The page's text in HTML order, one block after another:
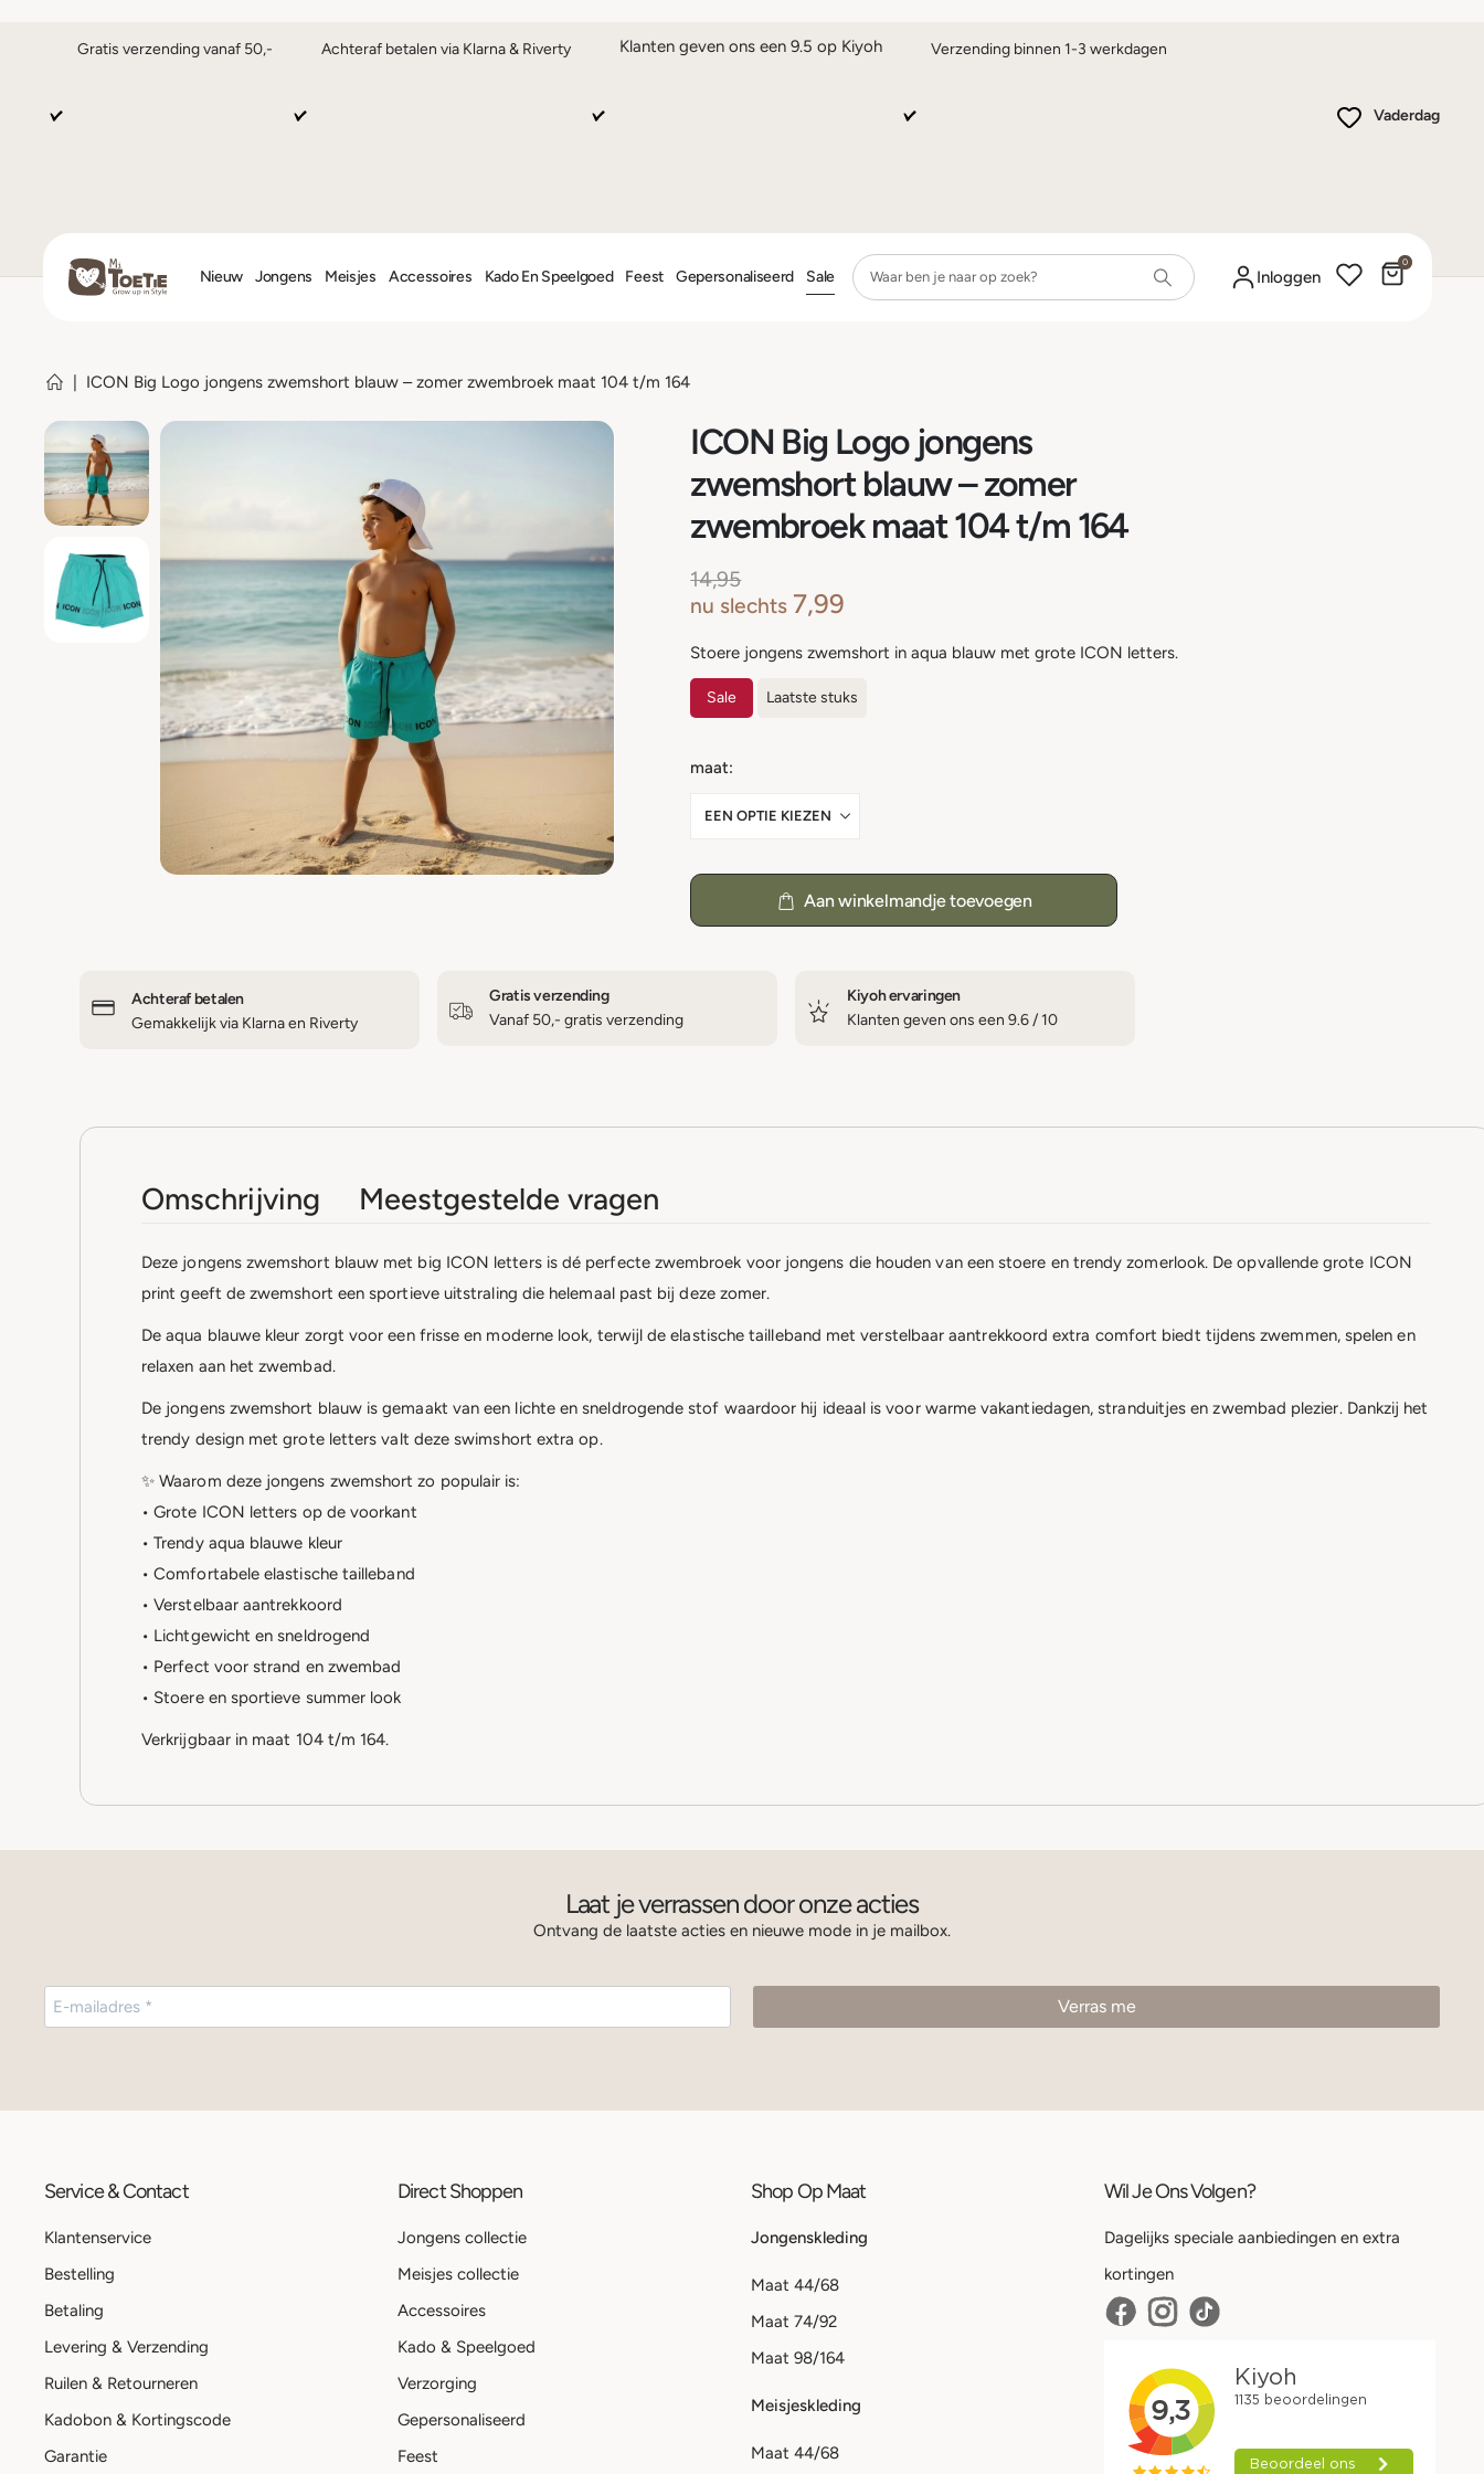
Gratis verzending vanaf 50,- Achteraf betalen via Klarna & Riverty Klanten geven ons een 9.5 op Kiyoh Verzending binnen 1-3 werkdagen
Vaderdag
Nieuw Jongens Meisjes Accessoires Kado En Speelgoed Feest Gepersonaliseerd Sale Inloggen
0
ICON Big Logo jongens zwemshort blauw – zomer zwembroek maat 104 t/m 164
ICON Big Logo jongens
zwemshort blauw – zomer
zwembroek maat 104 t/m 164
14,95
nu slechts 7,99
Stoere jongens zwemshort in aqua blauw met grote ICON letters.
Sale Laatste stuks
maat
Aan winkelmandje toevoegen
Achteraf betalen
Gemakkelijk via Klarna en Riverty
Gratis verzending
Vanaf 50,- gratis verzending
Kiyoh ervaringen
Klanten geven ons een 9.6 / 10
Omschrijving Meestgestelde vragen
Deze jongens zwemshort blauw met big ICON letters is dé perfecte zwembroek voor jongens die houden van een stoere en trendy zomerlook. De opvallende grote ICON
print geeft de zwemshort een sportieve uitstraling die helemaal past bij deze zomer.
De aqua blauwe kleur zorgt voor een frisse en moderne look, terwijl de elastische tailleband met verstelbaar aantrekkoord extra comfort biedt tijdens zwemmen, spelen en
relaxen aan het zwembad.
De jongens zwemshort blauw is gemaakt van een lichte en sneldrogende stof waardoor hij ideaal is voor warme vakantiedagen, stranduitjes en zwembad plezier. Dankzij het
trendy design met grote letters valt deze swimshort extra op.
✨ Waarom deze jongens zwemshort zo populair is:
• Grote ICON letters op de voorkant
• Trendy aqua blauwe kleur
• Comfortabele elastische tailleband
• Verstelbaar aantrekkoord
• Lichtgewicht en sneldrogend
• Perfect voor strand en zwembad
• Stoere en sportieve summer look
Verkrijgbaar in maat 104 t/m 164.
Laat je verrassen door onze acties
Ontvang de laatste acties en nieuwe mode in je mailbox.
Service & Contact
Klantenservice
Bestelling
Betaling
Levering & Verzending
Ruilen & Retourneren
Kadobon & Kortingscode
Garantie
Direct Shoppen
Jongens collectie
Meisjes collectie
Accessoires
Kado & Speelgoed
Verzorging
Gepersonaliseerd
Feest
Shop Op Maat
Jongenskleding
Maat 44/68
Maat 74/92
Maat 98/164
Meisjeskleding
Maat 44/68
Wil Je Ons Volgen?
Dagelijks speciale aanbiedingen en extra
kortingen